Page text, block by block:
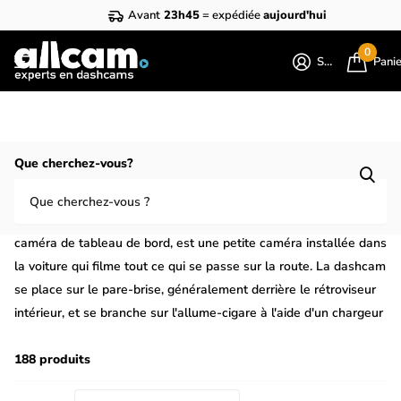
Avant 23h45= expédiéeaujourd'hui
Que cherchez-vous?
S'identifier
0
Homepage Dashcams
caméra de tableau de bord, est une petite caméra installée dans
la voiture qui filme tout ce qui se passe sur la route. La dashcam
se place sur le pare-brise, généralement derrière le rétroviseur
intérieur, et se branche sur l'allume-cigare à l'aide d'un chargeur
démarrez la voiture), elle s'allume et commence à enregistrer.
188 produits